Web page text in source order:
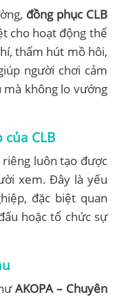
đồng phục CLB
cho hoạt động thể
thấm hút mồ hôi,
người chơi cảm
không lo vướng
CLB
luôn tạo được
xem. Đây là yếu
đặc biệt quan
hoặc tổ chức sự
AKOPA – Chuyên